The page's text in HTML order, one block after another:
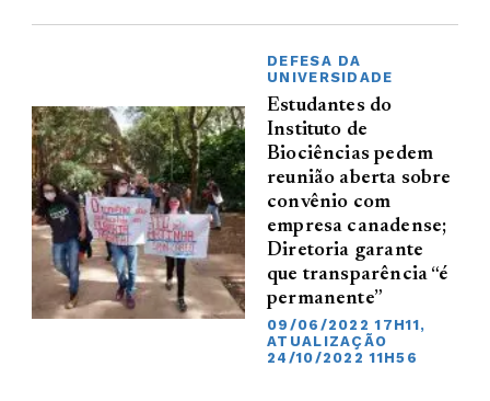
DEFESA DA
UNIVERSIDADE
Estudantes do
Instituto de
Biociências pedem
reunião aberta sobre
convênio com
empresa canadense;
Diretoria garante
que transparência “é
permanente”
09/06/2022 17H11,
ATUALIZAÇÃO
24/10/2022 11H56